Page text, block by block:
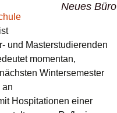
Neues Büro
und Masterstudierenden
momentan,
Wintersemester
an
Hospitationen einer